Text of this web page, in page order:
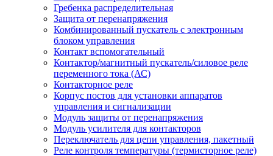
Гребенка распределительная
Защита от перенапряжения
Комбинированный пускатель с электронным
блоком управления
Контакт вспомогательный
Контактор/магнитный пускатель/силовое реле
переменного тока (АС)
Контакторное реле
Корпус постов для установки аппаратов
управления и сигнализации
Модуль защиты от перенапряжения
Модуль усилителя для контакторов
Переключатель для цепи управления, пакетный
Реле контроля температуры (термисторное реле)